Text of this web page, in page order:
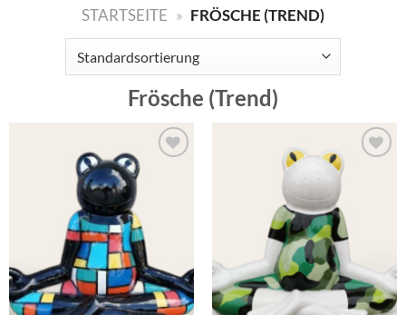
STARTSEITE » FRÖSCHE (TREND)
Frösche (Trend)